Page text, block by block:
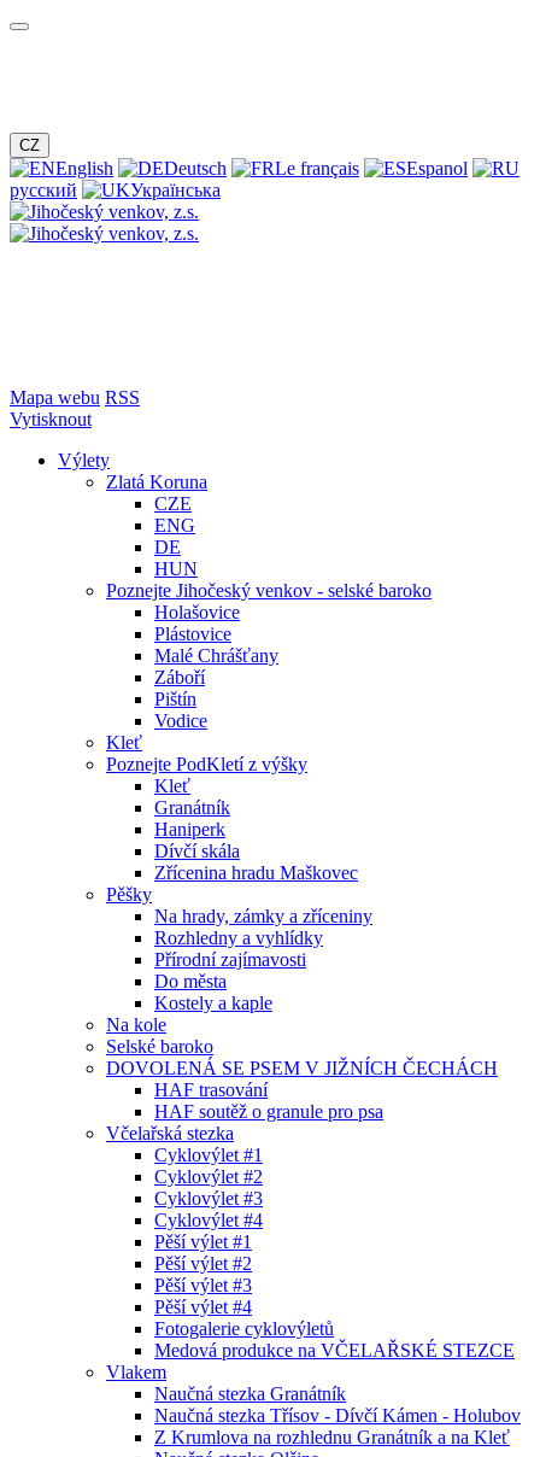
CZ
English Deutsch Le français
Espanol
русский
Українська
Mapa webu RSS
Vytisknout
Výlety
Zlatá Koruna
CZE
ENG
DE
HUN
Poznejte Jihočeský venkov - selské baroko
Holašovice
Plástovice
Malé Chrášťany
Záboří
Pištín
Vodice
Kleť
Poznejte PodKletí z výšky
Kleť
Granátník
Haniperk
Dívčí skála
Zřícenina hradu Maškovec
Pěšky
Na hrady, zámky a zříceniny
Rozhledny a vyhlídky
Přírodní zajímavosti
Do města
Kostely a kaple
Na kole
Selské baroko
DOVOLENÁ SE PSEM V JIŽNÍCH ČECHÁCH
HAF trasování
HAF soutěž o granule pro psa
Včelařská stezka
Cyklovýlet #1
Cyklovýlet #2
Cyklovýlet #3
Cyklovýlet #4
Pěší výlet #1
Pěší výlet #2
Pěší výlet #3
Pěší výlet #4
Fotogalerie cyklovýletů
Medová produkce na VČELAŘSKÉ STEZCE
Vlakem
Naučná stezka Granátník
Naučná stezka Třísov - Dívčí Kámen - Holubov
Z Krumlova na rozhlednu Granátník a na Kleť